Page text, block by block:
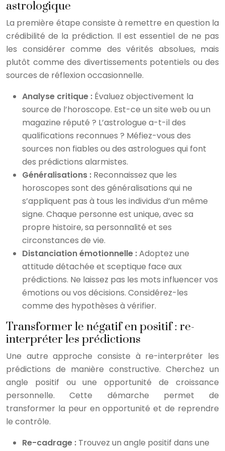
astrologique
La première étape consiste à remettre en question la
crédibilité de la prédiction. Il est essentiel de ne pas
les considérer comme des vérités absolues, mais
plutôt comme des divertissements potentiels ou des
sources de réflexion occasionnelle.
Analyse critique : Évaluez objectivement la
source de l’horoscope. Est-ce un site web ou un
magazine réputé ? L’astrologue a-t-il des
qualifications reconnues ? Méfiez-vous des
sources non fiables ou des astrologues qui font
des prédictions alarmistes.
Généralisations : Reconnaissez que les
horoscopes sont des généralisations qui ne
s’appliquent pas à tous les individus d’un même
signe. Chaque personne est unique, avec sa
propre histoire, sa personnalité et ses
circonstances de vie.
Distanciation émotionnelle :Adoptez une
attitude détachée et sceptique face aux
prédictions. Ne laissez pas les mots influencer vos
émotions ou vos décisions. Considérez-les
comme des hypothèses à vérifier.
Transformer le négatif en positif : re-
interpréter les prédictions
Une autre approche consiste à re-interpréter les
prédictions de manière constructive. Cherchez un
angle positif ou une opportunité de croissance
personnelle. Cette démarche permet de
transformer la peur en opportunité et de reprendre
le contrôle.
Re-cadrage : Trouvez un angle positif dans une